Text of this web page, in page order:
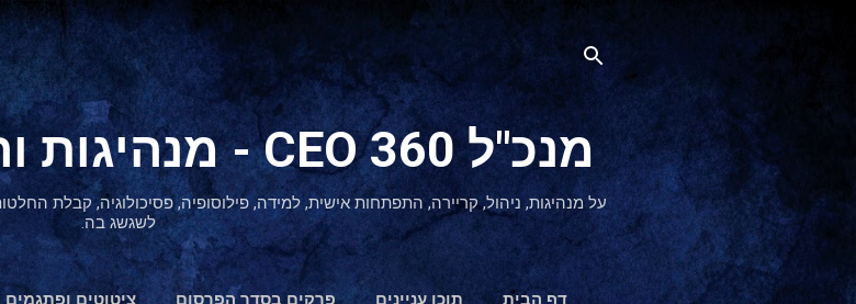
דילוג לתוכן הראשי
מנכ"ל 360 CEO - מנהיגות והתפתחות אישית
על מנהיגות, ניהול, קריירה, התפתחות אישית, למידה, פילוסופיה, פסיכולוגיה, קבלת
לשגשג בה.
דף הבית תוכן עניינים פרקים בסדר הפרסום ציטוטים ופתגמים